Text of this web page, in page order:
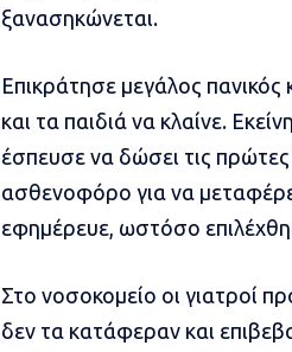
ξανασηκώνεται.
Επικράτησε μεγάλος
και τα παιδιά να κλαίνε.
έσπευσε να δώσει τις
ασθενοφόρο για να
εφημέρευε, ωστόσο
Στο νοσοκομείο οι γιατροί
δεν τα κατάφεραν και